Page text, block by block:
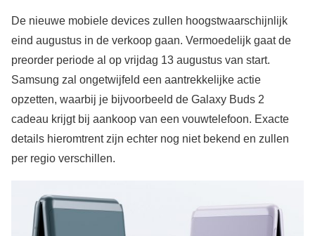
De nieuwe mobiele devices zullen hoogstwaarschijnlijk
eind augustus in de verkoop gaan. Vermoedelijk gaat de
preorder periode al op vrijdag 13 augustus van start.
Samsung zal ongetwijfeld een aantrekkelijke actie
opzetten, waarbij je bijvoorbeeld de Galaxy Buds 2
cadeau krijgt bij aankoop van een vouwtelefoon. Exacte
details hieromtrent zijn echter nog niet bekend en zullen
per regio verschillen.